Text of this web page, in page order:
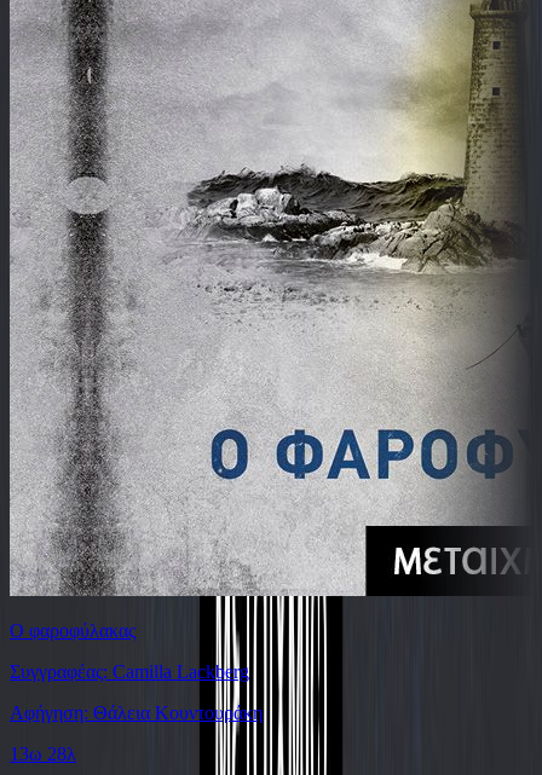
Ο φαροφύλακας
Συγγραφέας: Camilla Lackberg
Αφήγηση: Θάλεια Κουντουράκη
13ω 28λ